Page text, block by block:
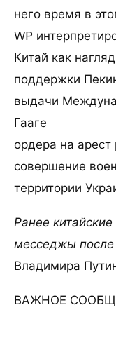
него время в
WP
Китай как
поддержки
выдачи
Гааге
ордера на арест
совершение
территории
Ранее
месседжы после
Владимира
ВАЖНОЕ